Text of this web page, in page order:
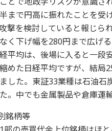
まで円高に振れたことを受
撃を検討していると報じら
く下げ幅を280円まで広げ
平均は、後場に入ると一段
めた日経平均ですが、結局
した。東証33業種は石油石
。中でも金属製品や倉庫運
銘柄等